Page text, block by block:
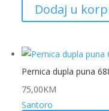
Dodaj u
Pernica dupla puna
75,00KM
Santoro